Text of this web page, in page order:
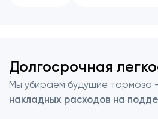
Долгосрочная
Мы убираем будущие тормоза
накладных расходов на